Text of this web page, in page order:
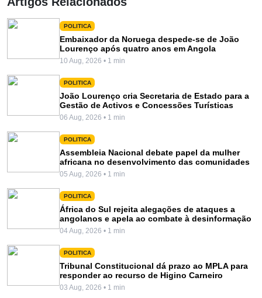
POLITICA
Embaixador da Noruega despede-se de João
Lourenço após quatro anos em Angola
10 Aug, 2026 • 1 min
POLITICA
João Lourenço cria Secretaria de Estado para a
Gestão de Activos e Concessões Turísticas
06 Aug, 2026 • 1 min
POLITICA
Assembleia Nacional debate papel da mulher
africana no desenvolvimento das comunidades
05 Aug, 2026 • 1 min
POLITICA
África do Sul rejeita alegações de ataques a
angolanos e apela ao combate à desinformação
04 Aug, 2026 • 1 min
POLITICA
Tribunal Constitucional dá prazo ao MPLA para
responder ao recurso de Higino Carneiro
03 Aug, 2026 • 1 min